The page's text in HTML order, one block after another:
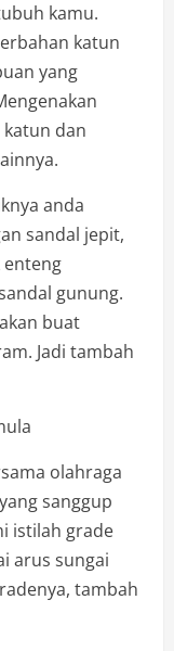
kamu.
katun
yang
dan
anda
sandal jepit,
enteng
gunung.
buat
Jadi tambah
olahraga
sanggup
istilah grade
arus sungai
tambah